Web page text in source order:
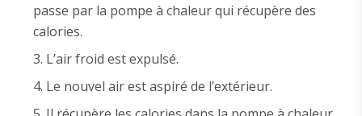
passe par la pompe à chaleur qui récupère des
calories.
L’air froid est expulsé.
Le nouvel air est aspiré de l’extérieur.